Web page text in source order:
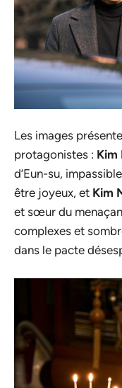
Les images
protagonistes : Kim
d’Eun-su,
être joyeux, et Kim
et sœur du
complexes et
dans le pacte